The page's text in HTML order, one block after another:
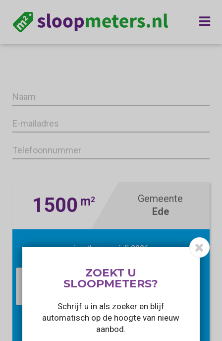
1500 m2
Gemeente
Ede
inzetbaar perjuli 2026
PRIJS OPVRAGEN
ZOEKT U
SLOOPMETERS?
Schrijf u in als zoeker en blijf
automatisch op de hoogte van nieuw
aanbod.